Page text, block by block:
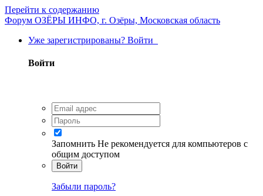
Перейти к содержанию
Форум ОЗЁРЫ ИНФО, г. Озёры, Московская область
Уже зарегистрированы? Войти
Войти
Запомнить Не рекомендуется для компьютеров с
общим доступом
Войти
Забыли пароль?